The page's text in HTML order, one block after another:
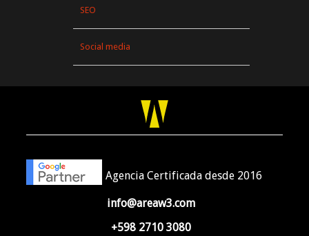
SEO
Social media
Agencia Certificada desde 2016
info@areaw3.com
+598 2710 3080